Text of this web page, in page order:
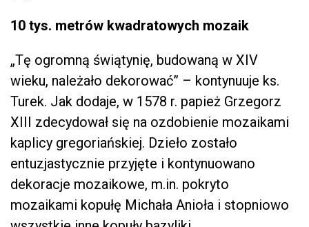
10 tys. metrów kwadratowych mozaik
„Tę ogromną świątynię, budowaną w XIV
wieku, należało dekorować” – kontynuuje ks.
Turek. Jak dodaje, w 1578 r. papież Grzegorz
XIII zdecydował się na ozdobienie mozaikami
kaplicy gregoriańskiej. Dzieło zostało
entuzjastycznie przyjęte i kontynuowano
dekoracje mozaikowe, m.in. pokryto
mozaikami kopułę Michała Anioła i stopniowo